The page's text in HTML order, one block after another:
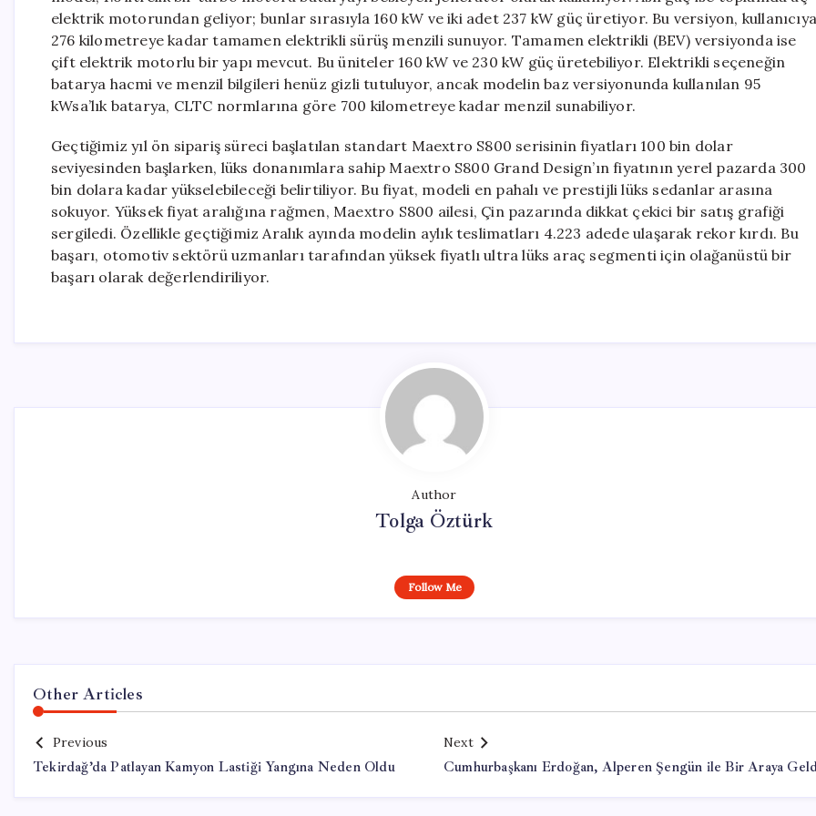
elektrik motorundan geliyor; bunlar sırasıyla 160 kW ve iki adet 237 kW güç üretiyor. Bu versiyon,
276 kilometreye kadar tamamen elektrikli sürüş menzili sunuyor. Tamamen elektrikli (BEV) versiyonda ise
çift elektrik motorlu bir yapı mevcut. Bu üniteler 160 kW ve 230 kW güç üretebiliyor. Elektrikli seçeneğin
batarya hacmi ve menzil bilgileri henüz gizli tutuluyor, ancak modelin baz versiyonunda kullanılan 95
kWsa’lık batarya, CLTC normlarına göre 700 kilometreye kadar menzil sunabiliyor.
Geçtiğimiz yıl ön sipariş süreci başlatılan standart Maextro S800 serisinin fiyatları 100 bin dolar
seviyesinden başlarken, lüks donanımlara sahip Maextro S800 Grand Design’ın fiyatının yerel pazarda 300
bin dolara kadar yükselebileceği belirtiliyor. Bu fiyat, modeli en pahalı ve prestijli lüks sedanlar arasına
sokuyor. Yüksek fiyat aralığına rağmen, Maextro S800 ailesi, Çin pazarında dikkat çekici bir satış grafiği
sergiledi. Özellikle geçtiğimiz Aralık ayında modelin aylık teslimatları 4.223 adede ulaşarak rekor kırdı. Bu
başarı, otomotiv sektörü uzmanları tarafından yüksek fiyatlı ultra lüks araç segmenti için olağanüstü bir
başarı olarak değerlendiriliyor.
Author
Tolga Öztürk
Follow Me
Other Articles
Previous
Tekirdağ’da Patlayan Kamyon Lastiği Yangına Neden Oldu
Next
Cumhurbaşkanı Erdoğan, Alperen Şengün ile Bir Araya